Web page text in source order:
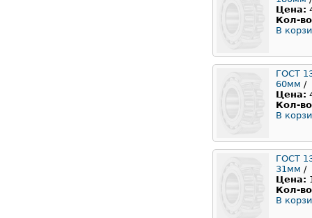
Цена:
Кол-
В
ГОСТ
60мм /
Цена:
Кол-
В
ГОСТ
31мм /
Цена:
Кол-
В